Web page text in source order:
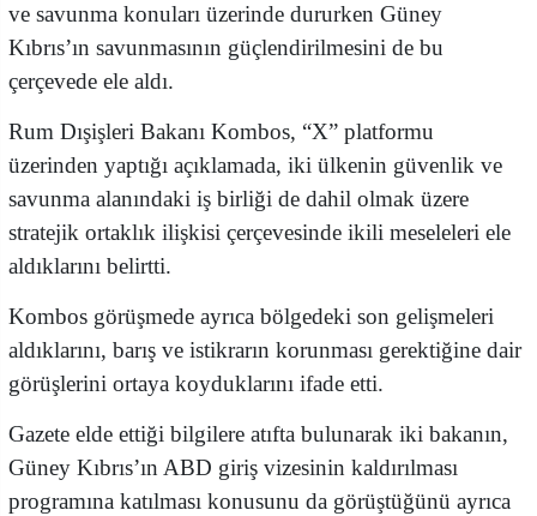
ve savunma konuları üzerinde dururken Güney
Kıbrıs’ın savunmasının güçlendirilmesini de bu
çerçevede ele aldı.
Rum Dışişleri Bakanı Kombos, “X” platformu
üzerinden yaptığı açıklamada, iki ülkenin güvenlik ve
savunma alanındaki iş birliği de dahil olmak üzere
stratejik ortaklık ilişkisi çerçevesinde ikili meseleleri ele
aldıklarını belirtti.
Kombos görüşmede ayrıca bölgedeki son gelişmeleri
aldıklarını, barış ve istikrarın korunması gerektiğine dair
görüşlerini ortaya koyduklarını ifade etti.
Gazete elde ettiği bilgilere atıfta bulunarak iki bakanın,
Güney Kıbrıs’ın ABD giriş vizesinin kaldırılması
programına katılması konusunu da görüştüğünü ayrıca